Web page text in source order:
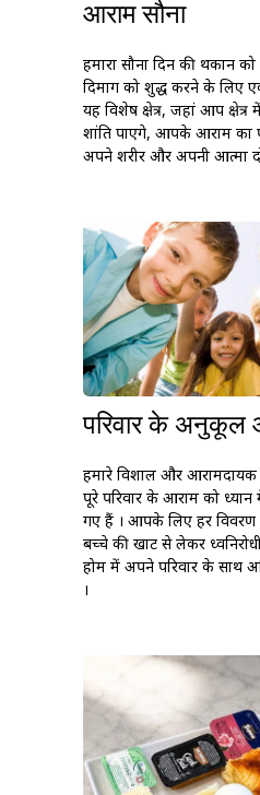
आराम सौना
हमारा सौना दिन की थकान
दिमाग को शुद्ध करने के लिए
यह विशेष क्षेत्र, जहां आप क्षेत्र
शांति पाएंगे, आपके आराम का
अपने शरीर और अपनी आत्मा
परिवार के अनुकूल
हमारे विशाल और
पूरे परिवार के आराम को
गए हैं । आपके लिए हर विवरण
बच्चे की खाट से लेकर
होम में अपने परिवार के साथ
।